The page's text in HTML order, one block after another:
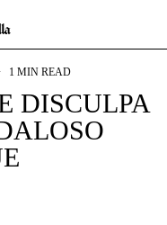
1 MIN READ
DISCULPA